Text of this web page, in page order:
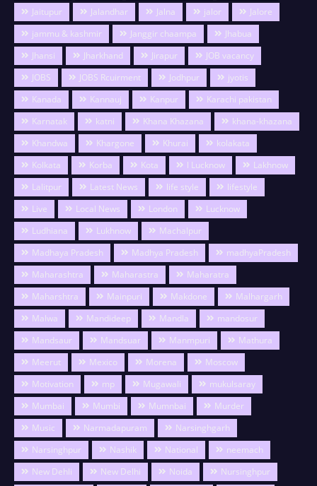
Jaitupur
Jalandhar Jalna jalor
Jalore
jammu & kashmir
Janggir chaampa
Jhabua
Jhansi
Jharkhand Jirapur
JOB vacancy
JOBS
JOBS Rcuirment Jodhpur
jyotis
Kanada
Kannauj Kanpur
Karachi pakistan
Karnatak
katni Khana Khazana
khana-khazana
Khandwa
Khargone Khurai
kolakata
Kolkata
Korba Kota l Lucknow
Lakhnow
Lalitpur
Latest News life style
lifestyle
Live
Local News London
Lucknow
Ludhiana
Lukhnow
Machalpur
Madhaya Pradesh
Madhya Pradesh
madhyaPradesh
Maharashtra
Maharastra
Maharatra
Maharshtra
Mainpuri Makdone
Malhargarh
Malwa
Mandideep Mandla
mandosur
Mandsaur
Mandsuar Manmpuri
Mathura
Meerut
Mexico Morena
Moscow
Motivation
mp Mugawali
mukulsaray
Mumbai
Mumbi Mumnbai
Murder
Music
Narmadapuram
Narsinghgarh
Narsinghpur
Nashik National
neemach
New Dehli
New Delhi Noida
Nursinghpur